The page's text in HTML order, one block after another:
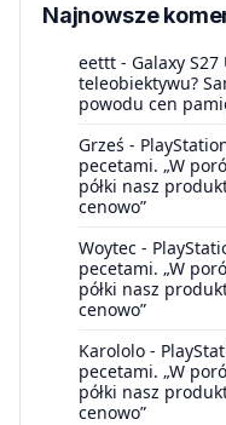
Najnowsze
eettt - Galaxy
teleobiektywu?
powodu cen
Grześ -
pecetami. „W
półki nasz
cenowo”
Woytec -
pecetami. „W
półki nasz
cenowo”
Karololo -
pecetami. „W
półki nasz
cenowo”